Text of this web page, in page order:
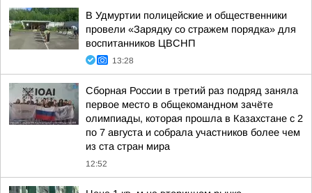
В Удмуртии полицейские и общественники
провели «Зарядку со стражем порядка» для
воспитанников ЦВСНП
13:28
Сборная России в третий раз подряд заняла
первое место в общекомандном зачёте
олимпиады, которая прошла в Казахстане с 2
по 7 августа и собрала участников более чем
из ста стран мира
12:52